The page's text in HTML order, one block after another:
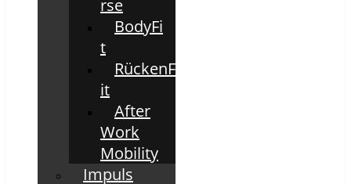
rse
BodyFi
t
RückenF
it
After
Work
Mobility
Impuls